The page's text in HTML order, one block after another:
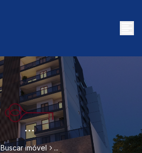
...
Buscar imóvel ...